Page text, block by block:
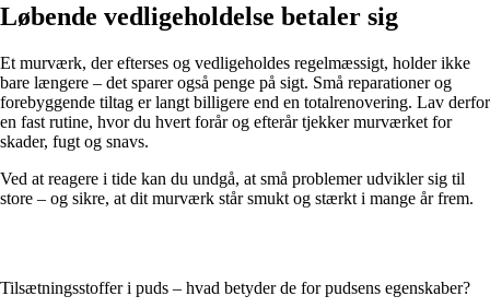
Løbende vedligeholdelse betaler sig
Et murværk, der efterses og vedligeholdes regelmæssigt, holder ikke
bare længere – det sparer også penge på sigt. Små reparationer og
forebyggende tiltag er langt billigere end en totalrenovering. Lav derfor
en fast rutine, hvor du hvert forår og efterår tjekker murværket for
skader, fugt og snavs.
Ved at reagere i tide kan du undgå, at små problemer udvikler sig til
store – og sikre, at dit murværk står smukt og stærkt i mange år frem.
Tilsætningsstoffer i puds – hvad betyder de for pudsens egenskaber?